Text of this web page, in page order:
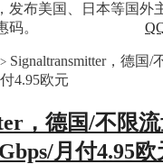
发布美国、日本等国外
码。
> Signaltransmitter，德国/
4.95欧元
，德国/不限
月付4.95欧